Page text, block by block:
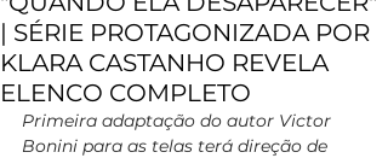
| SÉRIE PROTAGONIZADA POR
KLARA CASTANHO REVELA
ELENCO COMPLETO
Primeira adaptação do autor Victor
Bonini para as telas terá direção de